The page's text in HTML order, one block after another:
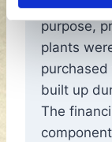
purpose,
plants
built up
The